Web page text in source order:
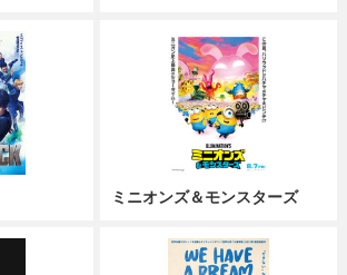
ミニオンズ＆モンスターズ